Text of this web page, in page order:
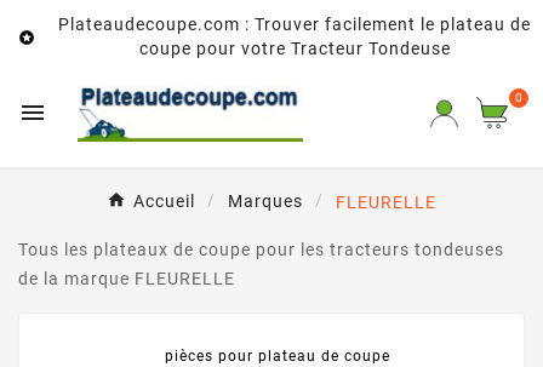

Plateaudecoupe.com : Trouver facilement le plateau de
coupe pour votre Tracteur Tondeuse

0
Accueil Marques FLEURELLE
Tous les plateaux de coupe pour les tracteurs tondeuses
de la marque FLEURELLE
pièces pour plateau de coupe